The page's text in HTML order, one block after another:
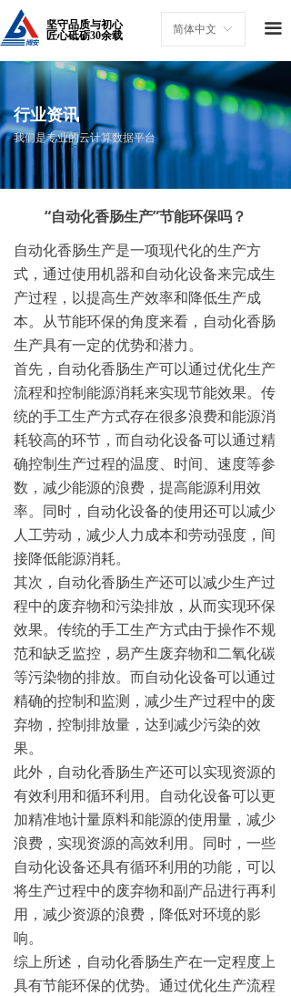
끀
坚守品质与初心
匠心砥砺30余载
ꀅ
简体中文
“自动化香肠生产”节能环保吗？
自动化香肠生产是一项现代化的生产方
式，通过使用机器和自动化设备来完成生
产过程，以提高生产效率和降低生产成
本。从节能环保的角度来看，自动化香肠
生产具有一定的优势和潜力。
首先，自动化香肠生产可以通过优化生产
流程和控制能源消耗来实现节能效果。传
统的手工生产方式存在很多浪费和能源消
耗较高的环节，而自动化设备可以通过精
确控制生产过程的温度、时间、速度等参
数，减少能源的浪费，提高能源利用效
率。同时，自动化设备的使用还可以减少
人工劳动，减少人力成本和劳动强度，间
接降低能源消耗。
其次，自动化香肠生产还可以减少生产过
程中的废弃物和污染排放，从而实现环保
效果。传统的手工生产方式由于操作不规
范和缺乏监控，易产生废弃物和二氧化碳
等污染物的排放。而自动化设备可以通过
精确的控制和监测，减少生产过程中的废
弃物，控制排放量，达到减少污染的效
果。
此外，自动化香肠生产还可以实现资源的
有效利用和循环利用。自动化设备可以更
加精准地计量原料和能源的使用量，减少
浪费，实现资源的高效利用。同时，一些
自动化设备还具有循环利用的功能，可以
将生产过程中的废弃物和副产品进行再利
用，减少资源的浪费，降低对环境的影
响。
综上所述，自动化香肠生产在一定程度上
具有节能环保的优势。通过优化生产流程
行业资讯
我们是专业的云计算数据平台